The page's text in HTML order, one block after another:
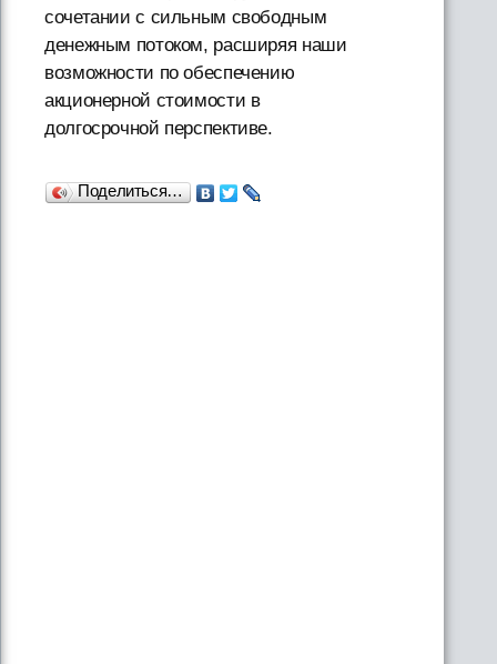
сочетании с сильным свободным
денежным потоком, расширяя наши
возможности по обеспечению
акционерной стоимости в
долгосрочной перспективе.
Поделиться…